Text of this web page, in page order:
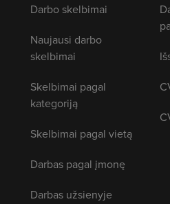
Darbo skelbimai
Naujausi darbo
skelbimai
Skelbimai pagal
kategoriją
Skelbimai pagal vietą
Darbas pagal įmonę
Darbas užsienyje